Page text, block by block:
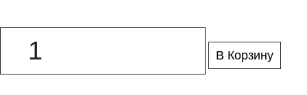
В Корзину